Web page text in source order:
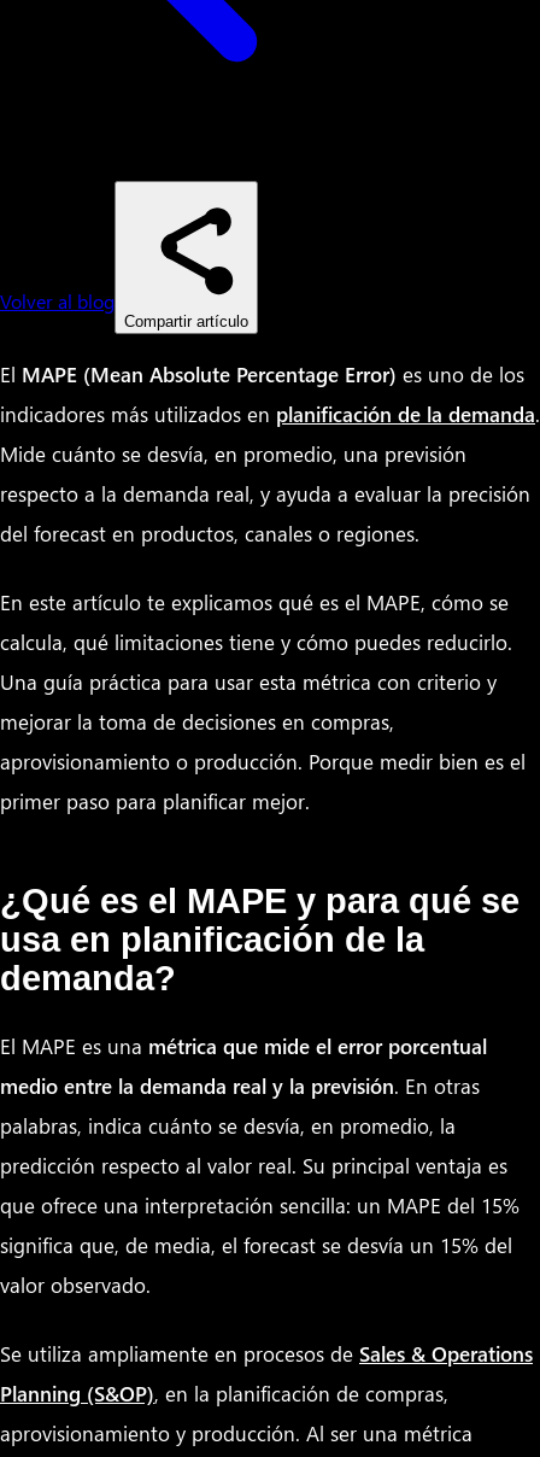
Volver al blog
Compartir artículo
El MAPE (Mean Absolute Percentage Error) es uno de los
indicadores más utilizados en planificación de la demanda.
Mide cuánto se desvía, en promedio, una previsión
respecto a la demanda real, y ayuda a evaluar la precisión
del forecast en productos, canales o regiones.
En este artículo te explicamos qué es el MAPE, cómo se
calcula, qué limitaciones tiene y cómo puedes reducirlo.
Una guía práctica para usar esta métrica con criterio y
mejorar la toma de decisiones en compras,
aprovisionamiento o producción. Porque medir bien es el
primer paso para planificar mejor.
¿Qué es el MAPE y para qué se
usa en planificación de la
demanda?
El MAPE es una métrica que mide el error porcentual
medio entre la demanda real y la previsión. En otras
palabras, indica cuánto se desvía, en promedio, la
predicción respecto al valor real. Su principal ventaja es
que ofrece una interpretación sencilla: un MAPE del 15%
significa que, de media, el forecast se desvía un 15% del
valor observado.
Se utiliza ampliamente en procesos de Sales & Operations
Planning (S&OP), en la planificación de compras,
aprovisionamiento y producción. Al ser una métrica